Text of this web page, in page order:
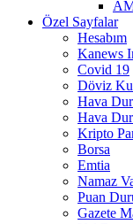
Özel Sayfalar
Hesabım
Kanews
Covid 19
Döviz
Hava
Hava
Kripto
Borsa
Emtia
Namaz
Puan
Gazete